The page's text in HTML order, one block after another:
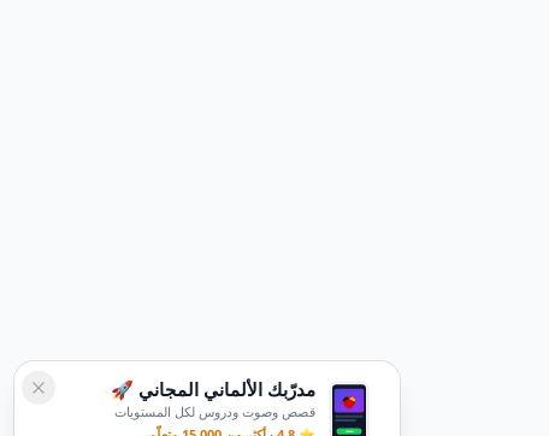
مدرّبك الألماني المجاني 🚀
قصص وصوت ودروس لكل المستويات